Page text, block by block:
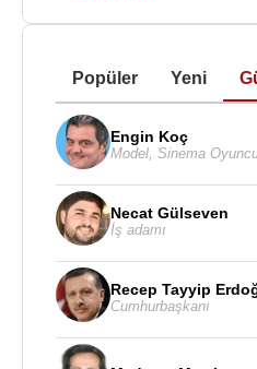
Popüler Yeni
Engin Koç
Model Sinema
Necat Gülseven
İş adamı
Recep Tayyip
Cumhurbaşkanı